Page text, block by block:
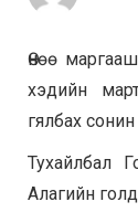
Өнөө
хэдийн
гялбах
Тухайлбал
Алагийн